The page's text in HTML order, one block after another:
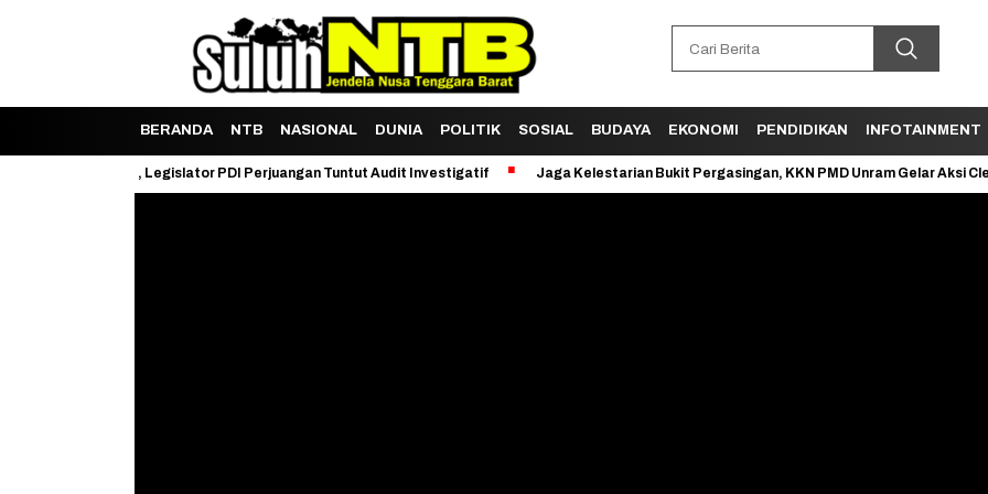
BERANDA NTB NASIONAL DUNIA POLITIK SOSIAL BUDAYA EKONOMI PENDIDIKAN INFOTAINMENT
LHP BPK, Legislator PDI Perjuangan Tuntut Audit Investigatif Jaga Kelestarian Bukit Pergasingan, KKN PMD Unram Gelar Aksi Clean Up